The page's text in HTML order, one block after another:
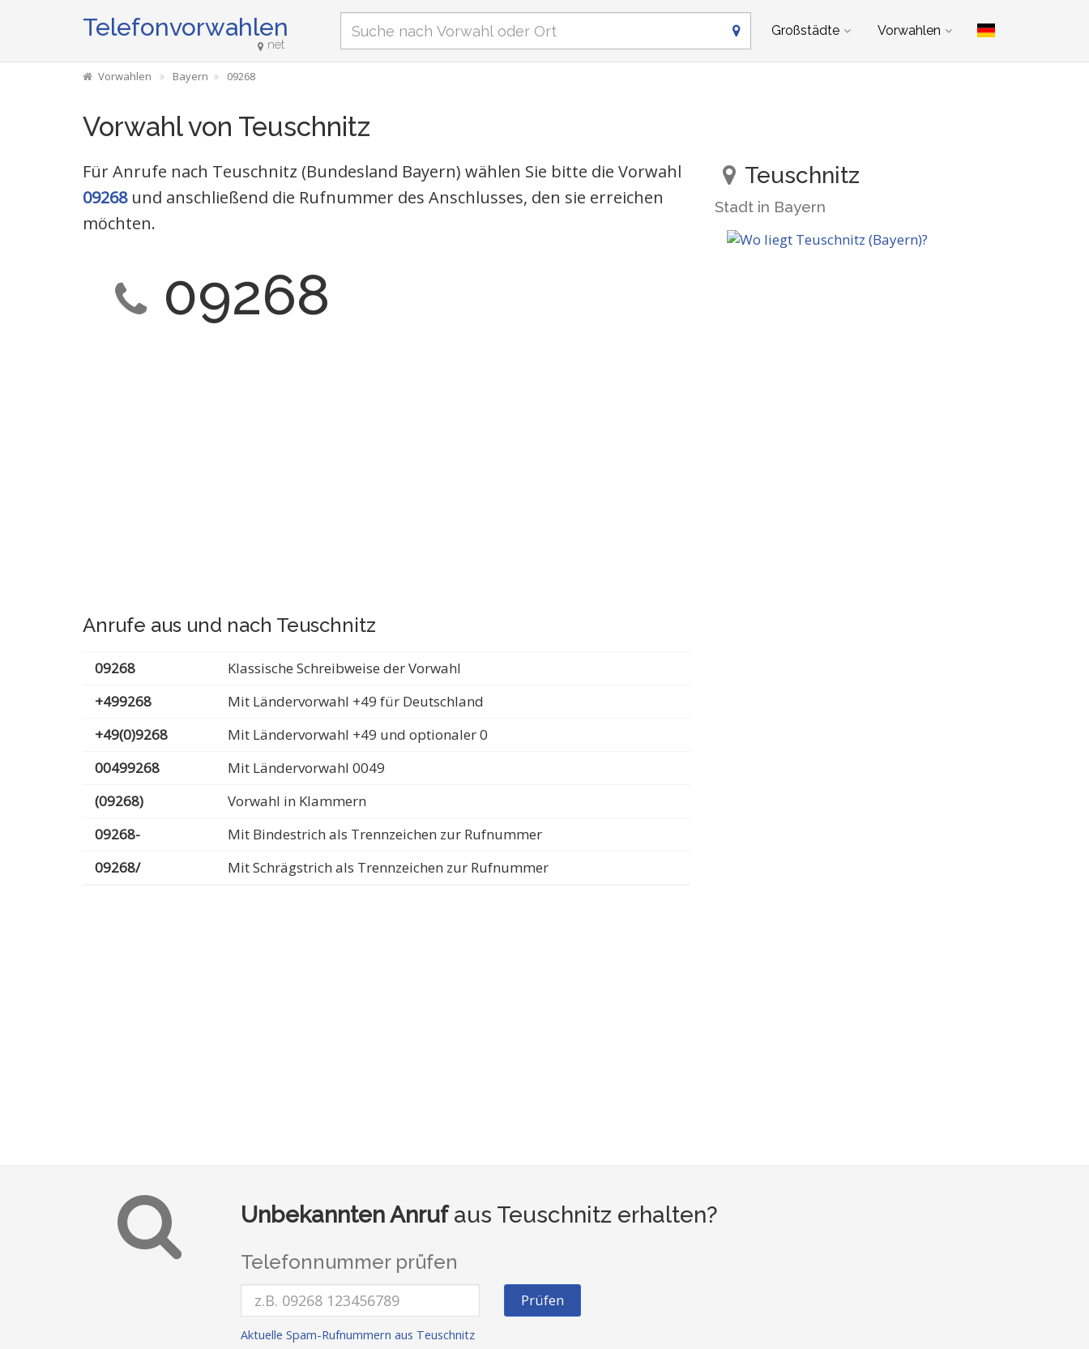
Telefonvorwahlen
net
Großstädte Vorwahlen
Vorwahlen Bayern 09268
Vorwahl von Teuschnitz
Für Anrufe nach Teuschnitz (Bundesland Bayern) wählen Sie bitte die Vorwahl
09268und anschließend die Rufnummer des Anschlusses, den sie erreichen
möchten.
09268
Anrufe aus und nach Teuschnitz
09268
Klassische Schreibweise der Vorwahl
+499268
Mit Ländervorwahl +49 für Deutschland
+49(0)9268
Mit Ländervorwahl +49 und optionaler 0
00499268
Mit Ländervorwahl 0049
(09268)
Vorwahl in Klammern
09268-
Mit Bindestrich als Trennzeichen zur Rufnummer
09268/
Mit Schrägstrich als Trennzeichen zur Rufnummer
Teuschnitz
Stadt in Bayern
Unbekannten Anrufaus Teuschnitz erhalten?
Telefonnummer prüfen
Prüfen
Aktuelle Spam-Rufnummern aus Teuschnitz